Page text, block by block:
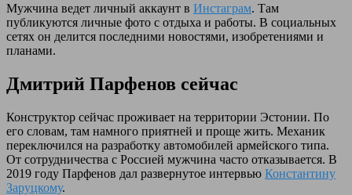
Мужчина ведет личный аккаунт в Инстаграм. Там
публикуются личные фото с отдыха и работы. В социальных
сетях он делится последними новостями, изобретениями и
планами.
Дмитрий Парфенов сейчас
Конструктор сейчас проживает на территории Эстонии. По
его словам, там намного приятней и проще жить. Механик
переключился на разработку автомобилей армейского типа.
От сотрудничества с Россией мужчина часто отказывается. В
2019 году Парфенов дал развернутое интервью Константину
Заруцкому.